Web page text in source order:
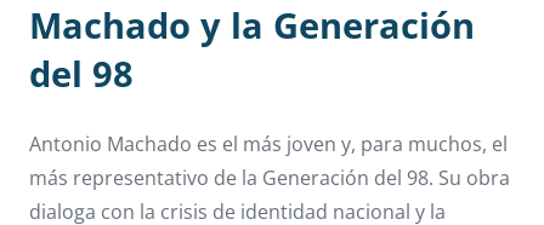
Machado y la Generación
del 98
Antonio Machado es el más joven y, para muchos, el
más representativo de la Generación del 98. Su obra
dialoga con la crisis de identidad nacional y la